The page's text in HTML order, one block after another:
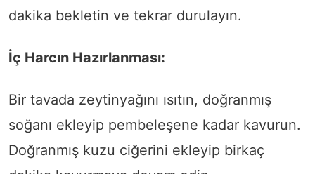
dakika bekletin ve tekrar durulayın.
İç Harcın Hazırlanması:
Bir tavada zeytinyağını ısıtın, doğranmış
soğanı ekleyip pembeleşene kadar kavurun.
Doğranmış kuzu ciğerini ekleyip birkaç